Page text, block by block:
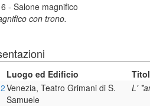
- Salone magnifico
con trono.
Luogo ed Edificio
Venezia, Teatro Grimani di S.
Samuele
L'